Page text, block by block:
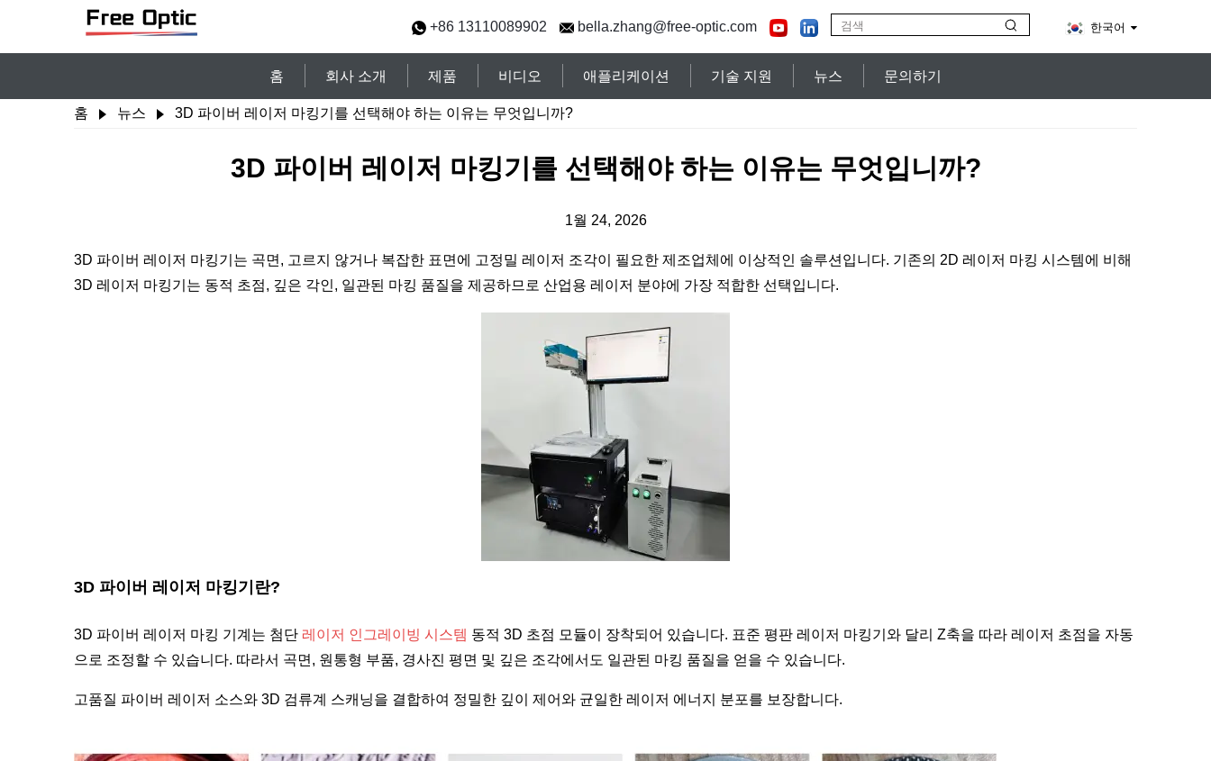
+86 13110089902 bella.zhang@free-optic.com 한국어
홈 회사 소개 제품 비디오 애플리케이션 기술 지원 뉴스 문의하기
홈 뉴스 3D 파이버 레이저 마킹기를 선택해야 하는 이유는 무엇입니까?
3D 파이버 레이저 마킹기를 선택해야 하는 이유는 무엇입니까?
1월 24, 2026
3D 파이버 레이저 마킹기는 곡면, 고르지 않거나 복잡한 표면에 고정밀 레이저 조각이 필요한 제조업체에 이상적인 솔루션입니다. 기존의 2D 레이저 마킹 시스템에 비해
3D 레이저 마킹기는 동적 초점, 깊은 각인, 일관된 마킹 품질을 제공하므로 산업용 레이저 분야에 가장 적합한 선택입니다.
3D 파이버 레이저 마킹기란?
3D 파이버 레이저 마킹 기계는 첨단 레이저 인그레이빙 시스템 동적 3D 초점 모듈이 장착되어 있습니다. 표준 평판 레이저 마킹기와 달리 Z축을 따라 레이저 초점을 자동
으로 조정할 수 있습니다. 따라서 곡면, 원통형 부품, 경사진 평면 및 깊은 조각에서도 일관된 마킹 품질을 얻을 수 있습니다.
고품질 파이버 레이저 소스와 3D 검류계 스캐닝을 결합하여 정밀한 깊이 제어와 균일한 레이저 에너지 분포를 보장합니다.